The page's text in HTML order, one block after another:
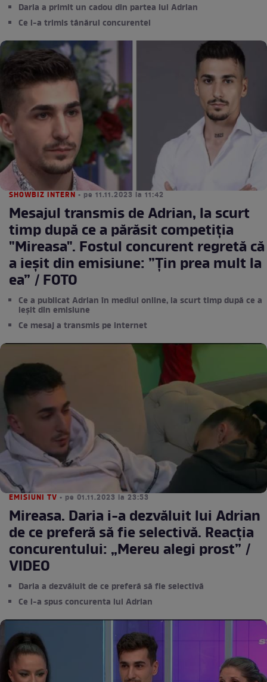
Daria a primit un cadou din partea lui Adrian
Ce i-a trimis tânărul concurentei
SHOWBIZ INTERN • pe 11.11.2023 la 11:42
Mesajul transmis de Adrian, la scurt
timp după ce a părăsit competiția
"Mireasa". Fostul concurent regretă că
a ieșit din emisiune: ”Țin prea mult la
ea” / FOTO
Ce a publicat Adrian în mediul online, la scurt timp după ce a
ieșit din emisiune
Ce mesaj a transmis pe internet
EMISIUNI TV • pe 01.11.2023 la 23:53
Mireasa. Daria i-a dezvăluit lui Adrian
de ce preferă să fie selectivă. Reacția
concurentului: „Mereu alegi prost” /
VIDEO
Daria a dezvăluit de ce preferă să fie selectivă
Ce i-a spus concurenta lui Adrian